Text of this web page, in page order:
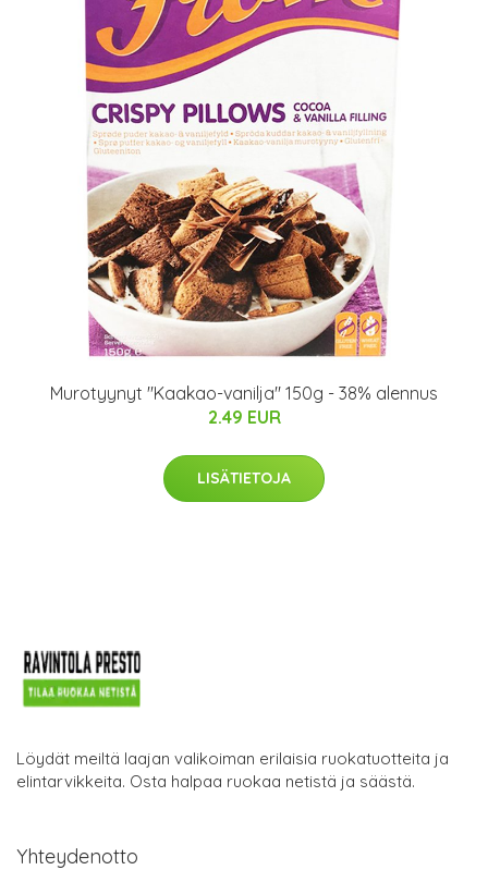
Murotyynyt "Kaakao-vanilja" 150g - 38% alennus
2.49 EUR
LISÄTIETOJA
Löydät meiltä laajan valikoiman erilaisia ruokatuotteita ja
elintarvikkeita. Osta halpaa ruokaa netistä ja säästä.
Yhteydenotto